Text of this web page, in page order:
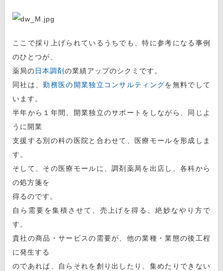
ここで採り上げられているうちでも、特に参考になる事例
のひとつが、
薬局の日本調剤 の業績アップのシクミです。
同社は、勤務医の開業独立コンサルティングを無料でして
います。
半年から１年間、開業独立のサポートをしながら、同じよ
うに開業
支援する別の科の医院と合わせて、医療モールを形成しま
す。
そして、その医療モールに、調剤薬局を出店し、各科から
の処方箋を
得るのです。
自ら需要を集積させて、売上げを得る、絶妙なやり方で
す。
貴社の商品・サービスの需要が、他の業種・業態の後工程
に発生する
のであれば、自らそれを創り出したり、集めたりできない